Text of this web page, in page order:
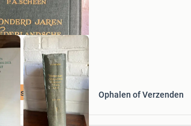
scheen Ophalen of Verzenden